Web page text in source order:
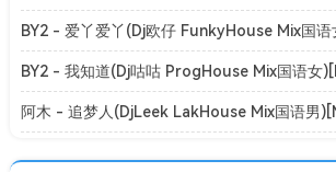
BY2 - 爱丫爱丫(Dj欧仔 FunkyHouse Mix国语
BY2 - 我知道(Dj咕咕 ProgHouse Mix国语女
阿木 - 追梦人(DjLeek LakHouse Mix国语男